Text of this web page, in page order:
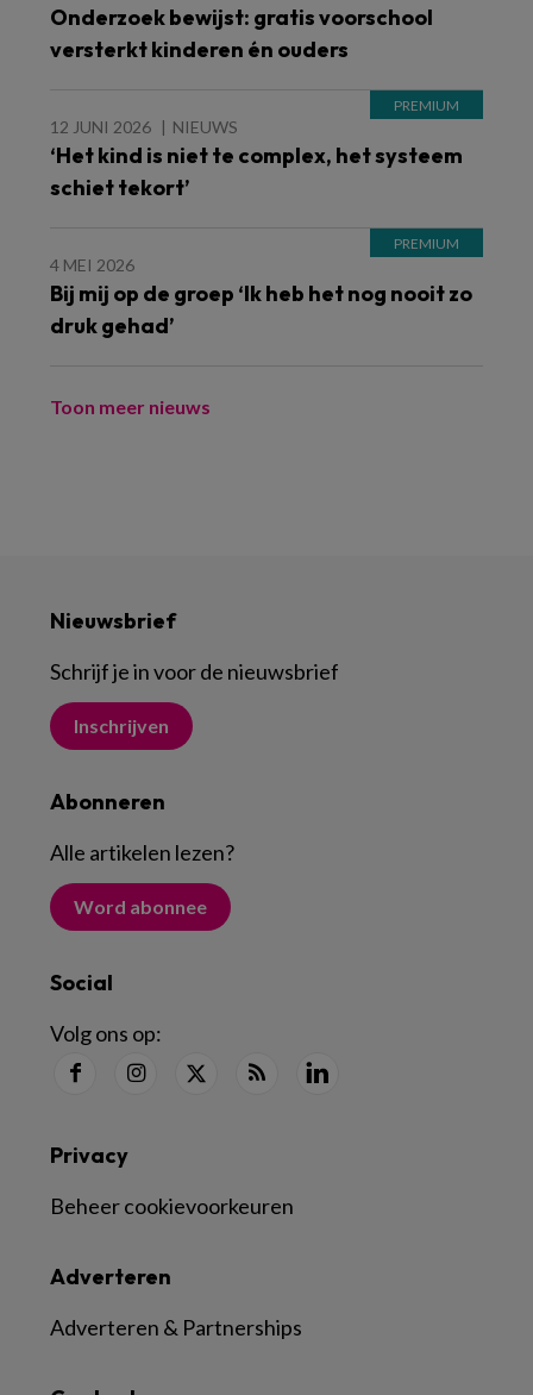
Onderzoek bewijst: gratis voorschool
versterkt kinderen én ouders
12 JUNI 2026 NIEUWS
‘Het kind is niet te complex, het systeem
schiet tekort’
4 MEI 2026
Bij mij op de groep ‘Ik heb het nog nooit zo
druk gehad’
Toon meer nieuws
Nieuwsbrief
Schrijf je in voor de nieuwsbrief
Inschrijven
Abonneren
Alle artikelen lezen?
Word abonnee
Social
Volg ons op:
Adverteren
Adverteren & Partnerships
Privacy
Beheer cookievoorkeuren